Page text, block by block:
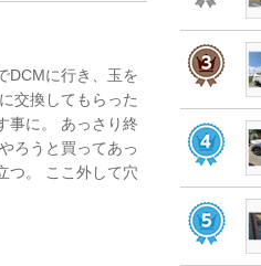
DCMに行き、玉を
交換してもらった
事に。 あっさり終
ろうと買ってあっ
つ。 ここ外して穴